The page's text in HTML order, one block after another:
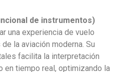
de instrumentos)
una experiencia de vuelo
la aviación moderna. Su
facilita la interpretación
en tiempo real, optimizando la